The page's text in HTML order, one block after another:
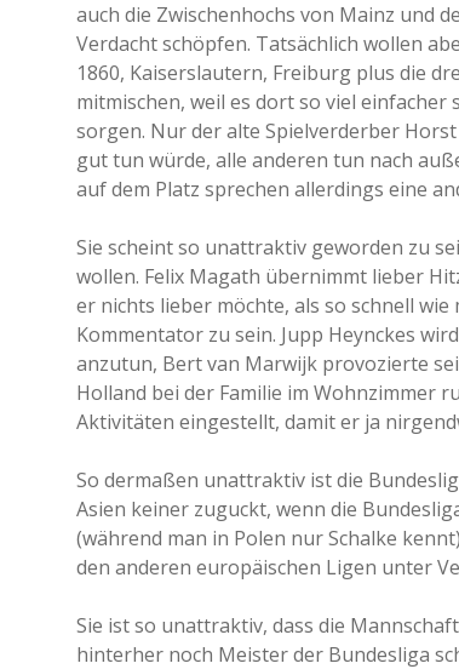
auch die Zwischenhochs von Mainz und
Verdacht schöpfen. Tatsächlich wollen
1860, Kaiserslautern, Freiburg plus die
mitmischen, weil es dort so viel
sorgen. Nur der alte Spielverderber
gut tun würde, alle anderen tun nach
auf dem Platz sprechen allerdings eine
Sie scheint so unattraktiv geworden zu
wollen. Felix Magath übernimmt lieber
er nichts lieber möchte, als so schnell
Kommentator zu sein. Jupp Heynckes
anzutun, Bert van Marwijk provozierte
Holland bei der Familie im Wohnzimmer
Aktivitäten eingestellt, damit er ja
So dermaßen unattraktiv ist die
Asien keiner zuguckt, wenn die
(während man in Polen nur Schalke
den anderen europäischen Ligen unter
Sie ist so unattraktiv, dass die
hinterher noch Meister der Bundesliga